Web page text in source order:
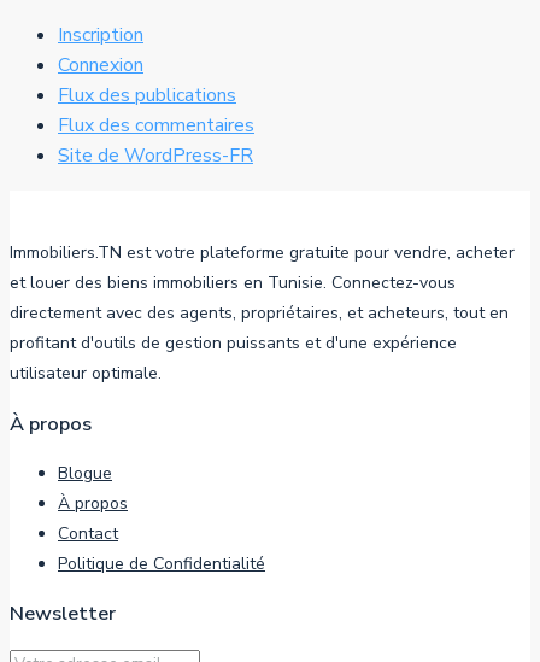
Inscription
Connexion
Flux des publications
Flux des commentaires
Site de WordPress-FR
Immobiliers.TN est votre plateforme gratuite pour vendre, acheter
et louer des biens immobiliers en Tunisie. Connectez-vous
directement avec des agents, propriétaires, et acheteurs, tout en
profitant d'outils de gestion puissants et d'une expérience
utilisateur optimale.
À propos
Blogue
À propos
Contact
Politique de Confidentialité
Newsletter